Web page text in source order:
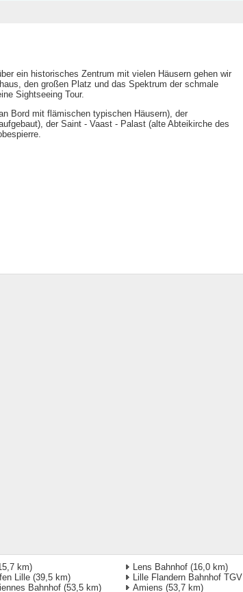
ein historisches Zentrum mit vielen Häusern gehen wir
den großen Platz und das Spektrum der schmale
Sightseeing Tour.
Bord mit flämischen typischen Häusern), der
der Saint - Vaast - Palast (alte Abteikirche des
km) Lens Bahnhof (16,0 km)
Lille (39,5 km) Lille Flandern Bahnhof TGV
Bahnhof (53,5 km) Amiens (53,7 km)